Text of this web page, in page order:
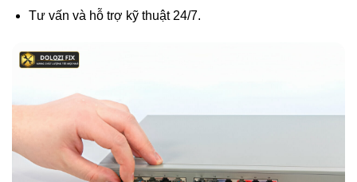
Tư vấn và hỗ trợ kỹ thuật 24/7.